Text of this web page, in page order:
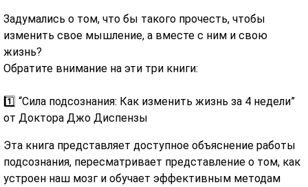
Задумались о том, что бы такого прочесть, чтобы
изменить свое мышление, а вместе с ним и свою
жизнь?
Обратите внимание на эти три книги:
1️⃣ “Сила подсознания: Как изменить жизнь за 4 недели”
от Доктора Джо Диспензы
Эта книга представляет доступное объяснение работы
подсознания, пересматривает представление о том, как
устроен наш мозг и обучает эффективным методам